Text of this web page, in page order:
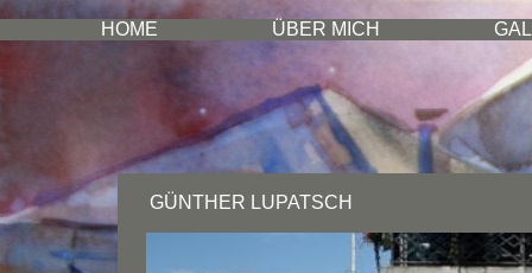
HOME ÜBER MICH
GÜNTHER LUPATSCH